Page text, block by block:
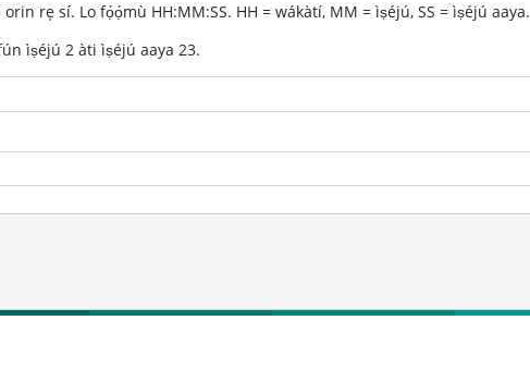
rẹ sí. Lo fọ́ọ́mù HH:MM:SS. HH = wákàtí, MM = ìṣéjú, SS = ìṣéjú aaya.
ìṣéjú 2 àti ìṣéjú aaya 23.